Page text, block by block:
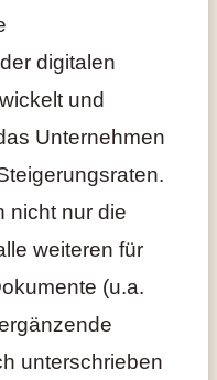
digitalen
und
Unternehmen
nicht nur die
weiteren für
(u.a.
unterschrieben